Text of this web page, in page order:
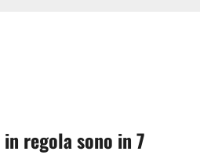
regola sono in 7